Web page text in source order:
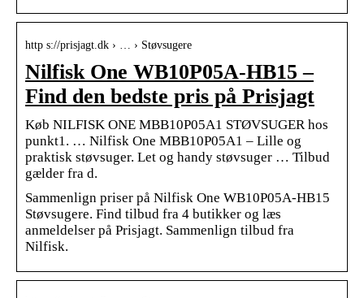
http s://prisjagt.dk › … › Støvsugere
Nilfisk One WB10P05A-HB15 –
Find den bedste pris på Prisjagt
Køb NILFISK ONE MBB10P05A1 STØVSUGER hos
punkt1. … Nilfisk One MBB10P05A1 – Lille og
praktisk støvsuger. Let og handy støvsuger … Tilbud
gælder fra d.
Sammenlign priser på Nilfisk One WB10P05A-HB15
Støvsugere. Find tilbud fra 4 butikker og læs
anmeldelser på Prisjagt. Sammenlign tilbud fra
Nilfisk.